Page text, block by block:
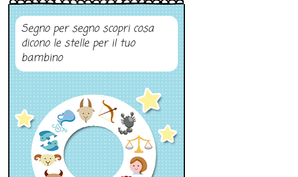
Segno per segno scopri cosa
dicono le stelle per il tuo
bambino